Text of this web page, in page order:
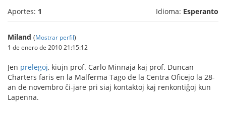
Aportes: 1 Idioma: Esperanto
Miland (Mostrar perfil)
1 de enero de 2010 21:15:12
Jen prelegoj, kiujn prof. Carlo Minnaja kaj prof. Duncan
Charters faris en la Malferma Tago de la Centra Oficejo la 28-
an de novembro ĉi-jare pri siaj kontaktoj kaj renkontiĝoj kun
Lapenna.